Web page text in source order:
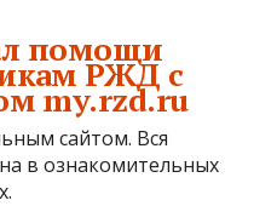
помощи
РЖД с
my.rzd.ru
сайтом. Вся
в ознакомительных